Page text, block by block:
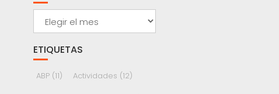
Archivos
ETIQUETAS
ABP(11) Actividades (12)